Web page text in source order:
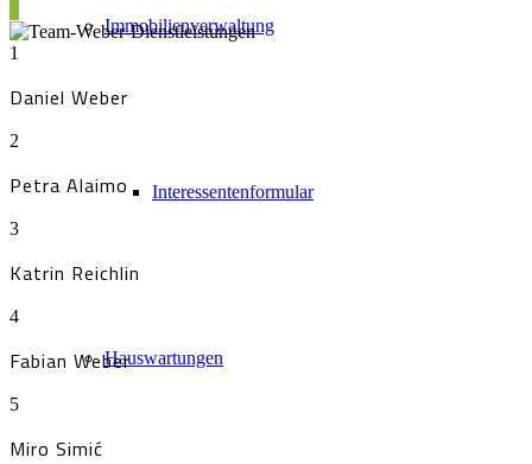
Immobilienverwaltung
Interessentenformular
Hauswartungen
1
Daniel Weber
2
Petra Alaimo
3
Katrin Reichlin
4
Fabian Weber
5
Miro Simić